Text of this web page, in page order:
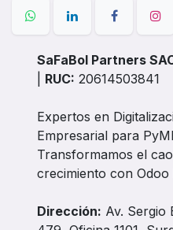
SaFaBol Partners
RUC: 20614503841
Expertos en
Empresarial para
Transformamos el
crecimiento con Odoo
Dirección: Av. Sergio